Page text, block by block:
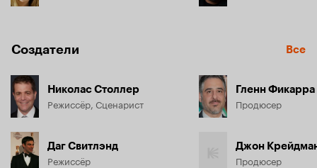
Создатели Все
Николас Столлер
Режиссёр, Сценарист
Даг Свитлэнд
Режиссёр
Гленн Фикарра
Продюсер
Джон
Продюсер